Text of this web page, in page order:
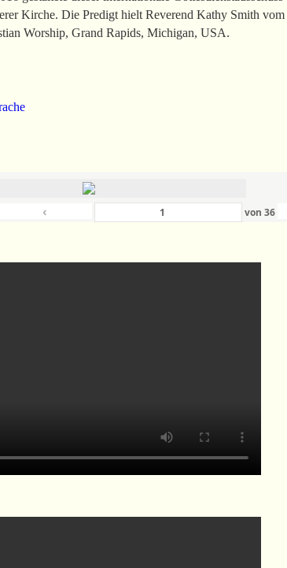
Kirche. Die Predigt hielt Reverend Kathy Smith vom
Worship, Grand Rapids, Michigan, USA.
‹ von 36